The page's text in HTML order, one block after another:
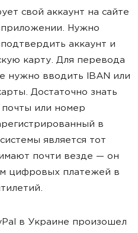
свой аккаунт на сайте
приложении. Нужно
аккаунт и
карту. Для перевода
нужно вводить IBAN или
Достаточно знать
или номер
в
является тот
почти везде — он
цифровых платежей в
в Украине произошел